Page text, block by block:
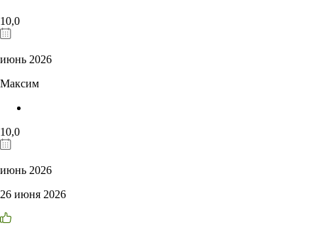
10,0
июнь 2026
Максим
10,0
июнь 2026
26 июня 2026